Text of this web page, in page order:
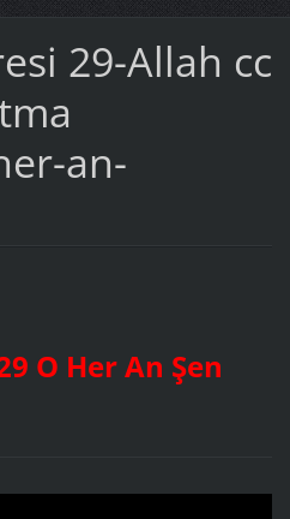
29-Allah cc
an-
O Her An Şen